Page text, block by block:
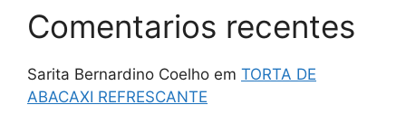
Comentarios recentes
Sarita Bernardino Coelho em TORTA DE
ABACAXI REFRESCANTE